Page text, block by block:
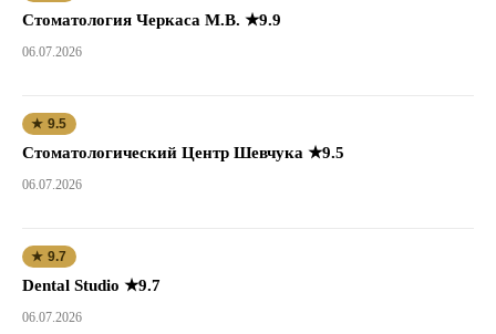
Стоматология Черкаса М.В. ★9.9
06.07.2026
★ 9.5
Стоматологический Центр Шевчука ★9.5
06.07.2026
★ 9.7
Dental Studio ★9.7
06.07.2026